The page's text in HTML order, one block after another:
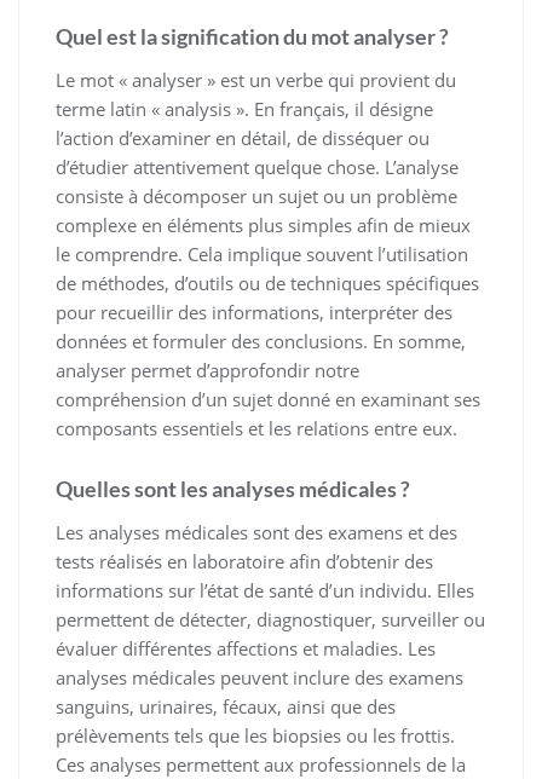
Quel est la signification du mot analyser ?
Le mot « analyser » est un verbe qui provient du
terme latin « analysis ». En français, il désigne
l’action d’examiner en détail, de disséquer ou
d’étudier attentivement quelque chose. L’analyse
consiste à décomposer un sujet ou un problème
complexe en éléments plus simples afin de mieux
le comprendre. Cela implique souvent l’utilisation
de méthodes, d’outils ou de techniques spécifiques
pour recueillir des informations, interpréter des
données et formuler des conclusions. En somme,
analyser permet d’approfondir notre
compréhension d’un sujet donné en examinant ses
composants essentiels et les relations entre eux.
Quelles sont les analyses médicales ?
Les analyses médicales sont des examens et des
tests réalisés en laboratoire afin d’obtenir des
informations sur l’état de santé d’un individu. Elles
permettent de détecter, diagnostiquer, surveiller ou
évaluer différentes affections et maladies. Les
analyses médicales peuvent inclure des examens
sanguins, urinaires, fécaux, ainsi que des
prélèvements tels que les biopsies ou les frottis.
Ces analyses permettent aux professionnels de la